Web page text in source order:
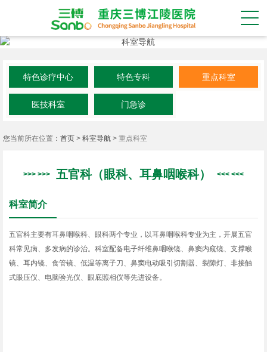
特色诊疗中心 特色专科 重点科室
医技科室 门急诊
您当前所在位置： 首页 > 科室导航 > 重点科室
五官科（眼科、耳鼻咽喉科）
科室简介
五官科主要有耳鼻咽喉科、眼科两个专业，以耳鼻咽喉科专业为主，开展五官
科常见病、多发病的诊治。科室配备电子纤维鼻咽喉镜、鼻窦内窥镜、支撑喉
镜、耳内镜、食管镜、低温等离子刀、鼻窦电动吸引切割器、裂隙灯、非接触
式眼压仪、电脑验光仪、眼底照相仪等先进设备。